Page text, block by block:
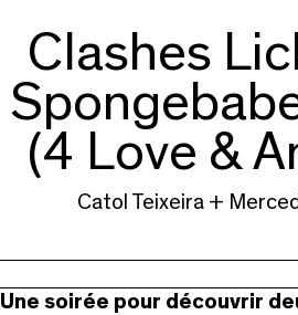
Clashes
(4 Love &
Catol Teixeira +
Une soirée pour découvrir